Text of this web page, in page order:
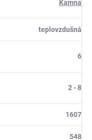
Kamna
teplovzdušná
6
2 - 8
1607
548